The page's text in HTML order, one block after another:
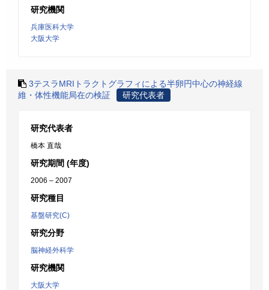
研究機関
兵庫医科大学
大阪大学
3テスラMRIトラクトグラフィによる半卵円中心の神経線
維・体性機能局在の検証
研究代表者
研究代表者
橋本 直哉
研究期間 (年度)
2006 – 2007
研究種目
基盤研究(C)
研究分野
脳神経外科学
研究機関
大阪大学